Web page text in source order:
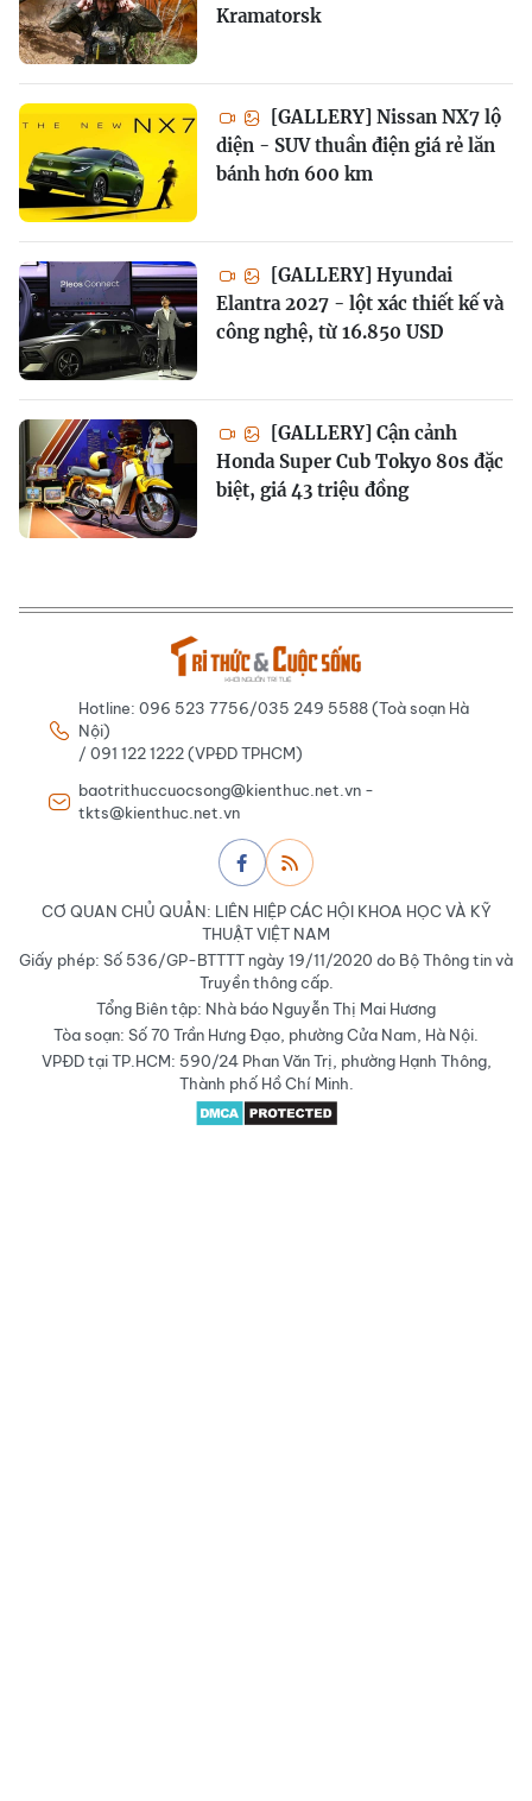
Kramatorsk
[GALLERY] Nissan NX7 lộ
diện - SUV thuần điện giá rẻ lăn
bánh hơn 600 km
[GALLERY] Hyundai
Elantra 2027 - lột xác thiết kế và
công nghệ, từ 16.850 USD
[GALLERY] Cận cảnh
Honda Super Cub Tokyo 80s đặc
biệt, giá 43 triệu đồng
Hotline: 096 523 7756/035 249 5588 (Toà soạn Hà
Nội)
/ 091 122 1222 (VPĐD TPHCM)
baotrithuccuocsong@kienthuc.net.vn -
tkts@kienthuc.net.vn
CƠ QUAN CHỦ QUẢN: LIÊN HIỆP CÁC HỘI KHOA HỌC VÀ KỸ
THUẬT VIỆT NAM
Giấy phép: Số 536/GP-BTTTT ngày 19/11/2020 do Bộ Thông tin và
Truyền thông cấp.
Tổng Biên tập: Nhà báo Nguyễn Thị Mai Hương
Tòa soạn: Số 70 Trần Hưng Đạo, phường Cửa Nam, Hà Nội.
VPĐD tại TP.HCM: 590/24 Phan Văn Trị, phường Hạnh Thông,
Thành phố Hồ Chí Minh.